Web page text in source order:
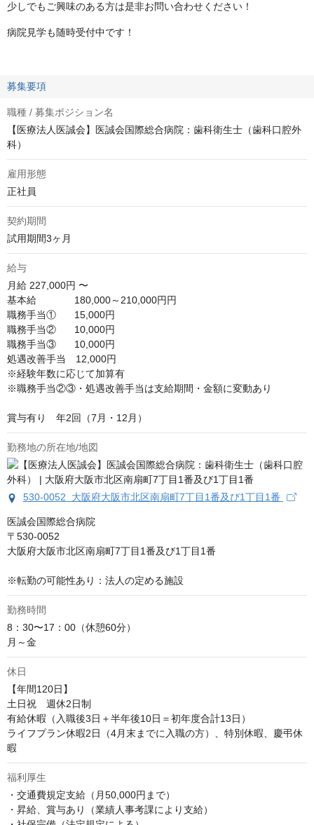
少しでもご興味のある方は是非お問い合わせください！
病院見学も随時受付中です！
募集要項
職種 / 募集ポジション名
【医療法人医誠会】医誠会国際総合病院：歯科衛生士（歯科口腔外
科）
雇用形態
正社員
契約期間
試用期間3ヶ月
給与
月給 227,000円 〜
基本給 　　　  180,000～210,000円円
職務手当①　   15,000円
職務手当②　   10,000円
職務手当③　   10,000円
処遇改善手当　12,000円
※経験年数に応じて加算有
※職務手当②③・処遇改善手当は支給期間・金額に変動あり
賞与有り　年2回（7月・12月）
勤務地の所在地/地図
530-0052 大阪府大阪市北区南扇町7丁目1番及び1丁目1番
医誠会国際総合病院
〒530-0052
大阪府大阪市北区南扇町7丁目1番及び1丁目1番
※転勤の可能性あり：法人の定める施設
勤務時間
8：30〜17：00（休憩60分）
月～金
休日
【年間120日】
土日祝　週休2日制
有給休暇（入職後3日＋半年後10日＝初年度合計13日）
ライフプラン休暇2日（4月末までに入職の方）、特別休暇、慶弔休
暇
福利厚生
・交通費規定支給（月50,000円まで）
・昇給、賞与あり（業績人事考課により支給）